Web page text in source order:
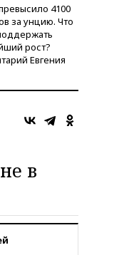
4100
за унцию. Что
рост?
Евгения
в